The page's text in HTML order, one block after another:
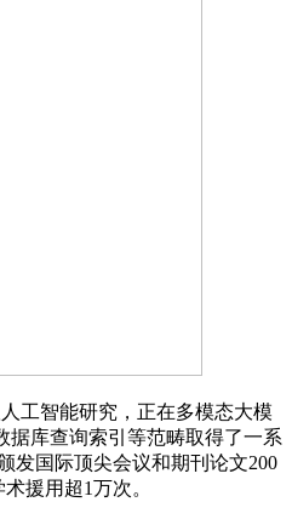
智能研究，正在多模态大模
据库查询索引等范畴取得了一系
发国际顶尖会议和期刊论文200
援用超1万次。